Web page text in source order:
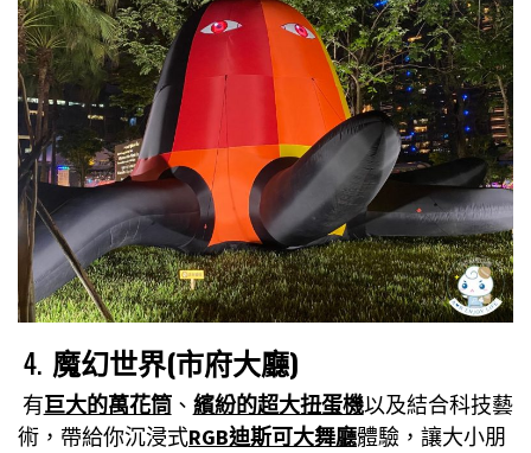
4. 魔幻世界(市府大廳)
有巨大的萬花筒、 繽紛的超大扭蛋機以及結合科技藝
術，帶給你沉浸式RGB迪斯可大舞廳體驗，讓大小朋